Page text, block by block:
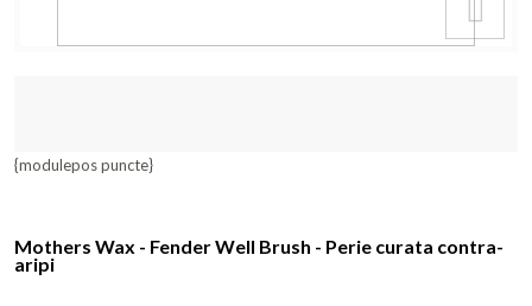
{modulepos puncte}
Mothers Wax - Fender Well Brush - Perie curata contra-
aripi